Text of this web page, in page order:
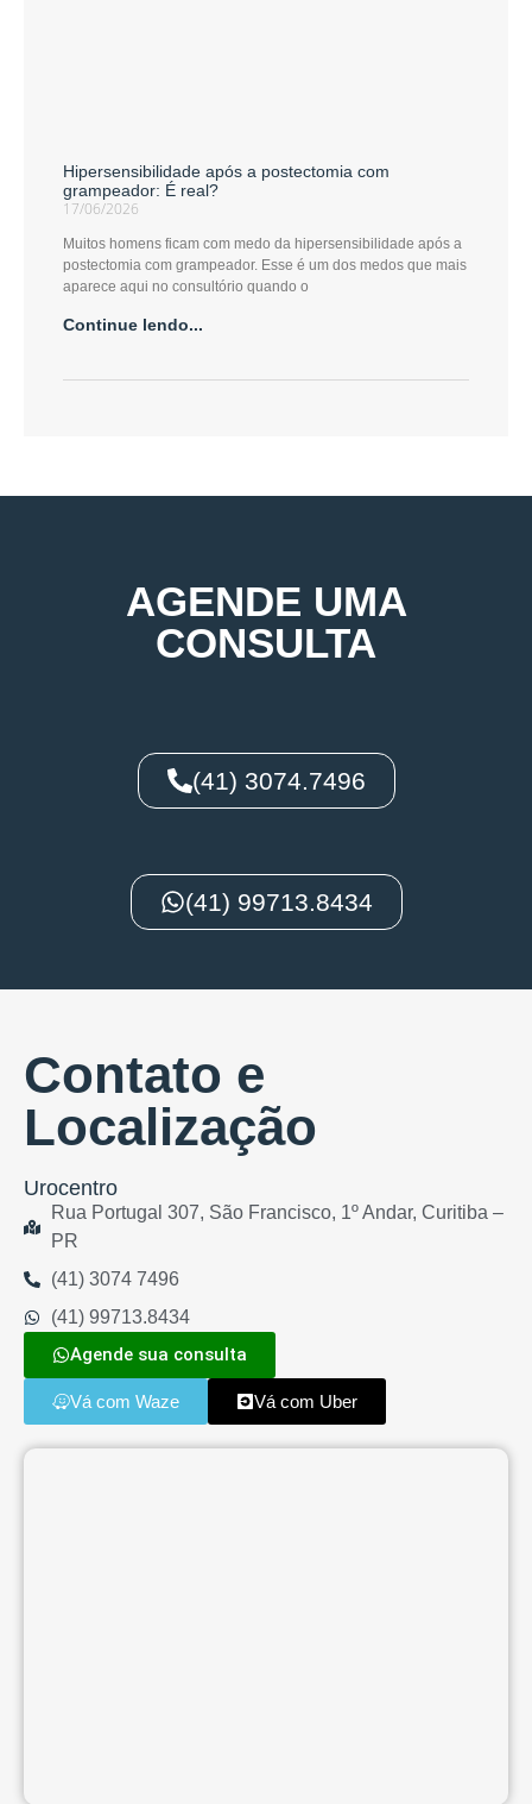
Hipersensibilidade após a postectomia com
grampeador: É real?
17/06/2026
Muitos homens ficam com medo da hipersensibilidade após a
postectomia com grampeador. Esse é um dos medos que mais
aparece aqui no consultório quando o
Continue lendo...
AGENDE UMA
CONSULTA
(41) 3074.7496
(41) 99713.8434
Contato e
Localização
Urocentro
Rua Portugal 307, São Francisco, 1º Andar, Curitiba –
PR
(41) 3074 7496
(41) 99713.8434
Agende sua consulta
Vá com Waze Vá com Uber